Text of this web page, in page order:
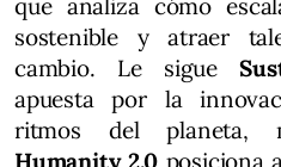
que analiza cómo
sostenible y atraer
cambio. Le sigue
apuesta por la
ritmos del planeta,
Humanity 2.0 posiciona